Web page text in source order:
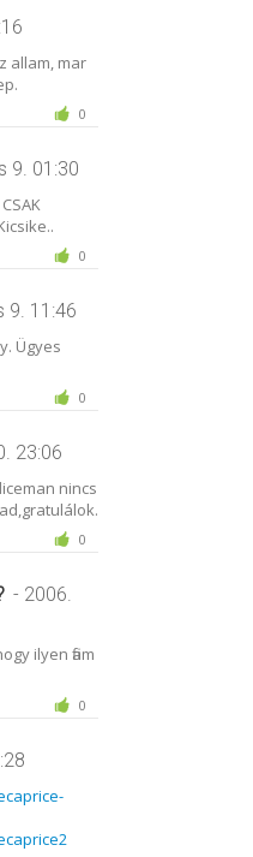
allam, mar
0
9. 01:30
0
9. 11:46
Ügyes
0
23:06
nincs
0
- 2006.
ilyen fiam
0